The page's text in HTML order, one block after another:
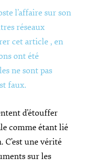
l’affaire sur son
réseaux
cet article , en
ont été
ne sont pas
faux.
d’étouffer
comme étant lié
C’est une vérité
sur les